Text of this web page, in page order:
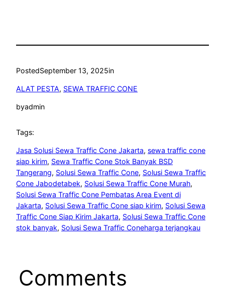
PostedSeptember 13, 2025in
ALAT PESTA, SEWA TRAFFIC CONE
byadmin
Tags:
Jasa Solusi Sewa Traffic Cone Jakarta, sewa traffic cone
siap kirim, Sewa Traffic Cone Stok Banyak BSD
Tangerang, Solusi Sewa Traffic Cone, Solusi Sewa Traffic
Cone Jabodetabek, Solusi Sewa Traffic Cone Murah
Solusi Sewa Traffic Cone Pembatas Area Event di
Jakarta, Solusi Sewa Traffic Cone siap kirim, Solusi Sewa
Traffic Cone Siap Kirim Jakarta, Solusi Sewa Traffic Cone
stok banyak, Solusi Sewa Traffic Coneharga terjangkau
Comments